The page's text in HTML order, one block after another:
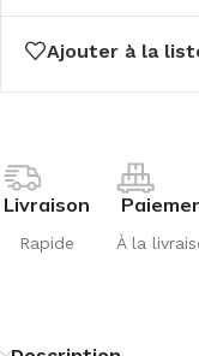
Ajouter à la
Livraison
Rapide À la